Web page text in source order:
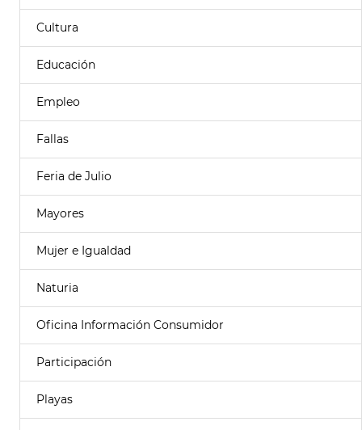
Cultura
Educación
Empleo
Fallas
Feria de Julio
Mayores
Mujer e Igualdad
Naturia
Oficina Información Consumidor
Participación
Playas